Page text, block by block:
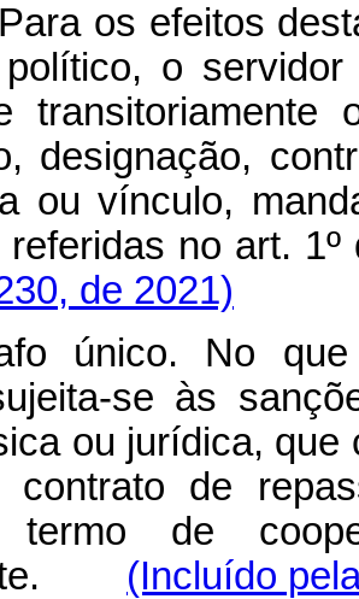
os efeitos
o
transitoriamente
designação,
ou vínculo,
referidas no
de 2021)
único. No
se às
ou jurídica, que
contrato de
termo de
(Incluído